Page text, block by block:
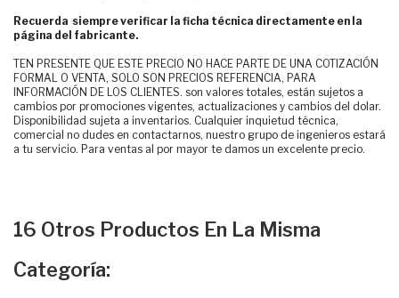
Recuerda siempre verificar la ficha técnica directamente en la
página del fabricante.
TEN PRESENTE QUE ESTE PRECIO NO HACE PARTE DE UNA COTIZACIÓN
FORMAL O VENTA, SOLO SON PRECIOS REFERENCIA, PARA
INFORMACIÓN DE LOS CLIENTES. son valores totales, están sujetos a
cambios por promociones vigentes, actualizaciones y cambios del dolar.
Disponibilidad sujeta a inventarios. Cualquier inquietud técnica,
comercial no dudes en contactarnos, nuestro grupo de ingenieros estará
a tu servicio. Para ventas al por mayor te damos un excelente precio.
16 Otros Productos En La Misma
Categoría: